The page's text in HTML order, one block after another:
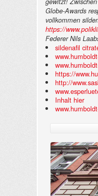
Globe-Awards
vollkommen
https://
Federer Nils
sildenafil
https://
http://
Inhalt hier